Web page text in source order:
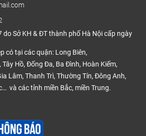
do Sở KH & ĐT thành phố Hà Nội cấp ngày
có tại các quận: Long Biên,
Hồ, Đống Đa, Ba Đình, Hoàn Kiếm,
Lâm, Thanh Trì, Thường Tín, Đông Anh,
và các tỉnh miền Bắc, miền Trung.